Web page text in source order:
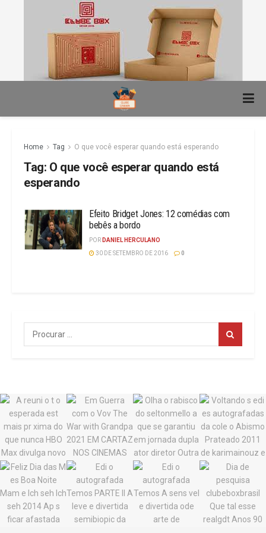
Home Tag O que você esperar quando está esperando
Tag: O que você esperar quando está
esperando
Efeito Bridget Jones: 12 comédias com
bebês a bordo
POR DANIEL HERCULANO
30 DE SETEMBRO DE 2016
0